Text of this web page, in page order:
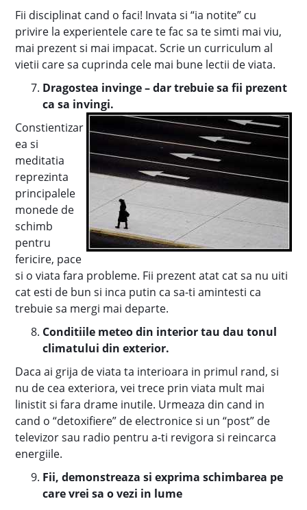
Fii disciplinat cand o faci! Invata si “ia notite” cu
privire la experientele care te fac sa te simti mai viu,
mai prezent si mai impacat. Scrie un curriculum al
vietii care sa cuprinda cele mai bune lectii de viata.
Dragostea invinge – dar trebuie sa fii prezent
ca sa invingi.
Constientizar
ea si
meditatia
reprezinta
principalele
monede de
schimb
pentru
fericire, pace
si o viata fara probleme. Fii prezent atat cat sa nu uiti
cat esti de bun si inca putin ca sa-ti amintesti ca
trebuie sa mergi mai departe.
Conditiile meteo din interior tau dau tonul
climatului din exterior.
Daca ai grija de viata ta interioara in primul rand, si
nu de cea exteriora, vei trece prin viata mult mai
linistit si fara drame inutile. Urmeaza din cand in
cand o “detoxifiere” de electronice si un “post” de
televizor sau radio pentru a-ti revigora si reincarca
energiile.
Fii, demonstreaza si exprima schimbarea pe
care vrei sa o vezi in lume